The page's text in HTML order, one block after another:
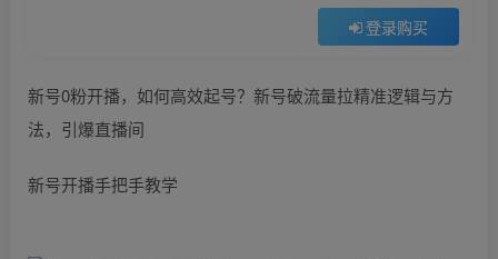
登录购买
新号0粉开播，如何高效起号？新号破流量拉精准逻辑与方
法，引爆直播间
新号开播手把手教学